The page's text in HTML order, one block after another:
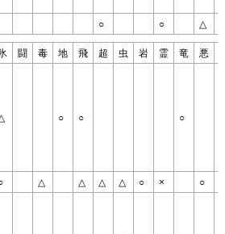
○ ○ △
闘 毒 地 飛 超 虫 岩 霊 竜 悪
○ ○ ○
△ △ △ △ ○ × ○